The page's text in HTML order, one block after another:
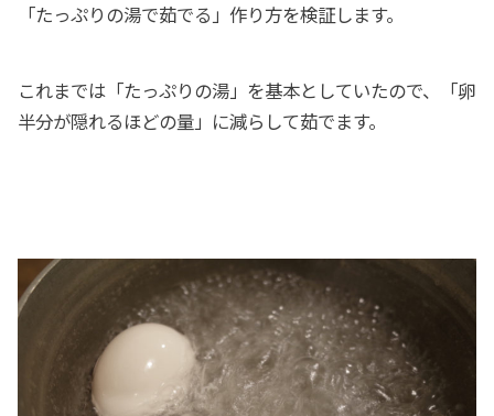
「たっぷりの湯で茹でる」作り方を検証します。
これまでは「たっぷりの湯」を基本としていたので、「卵
半分が隠れるほどの量」に減らして茹でます。